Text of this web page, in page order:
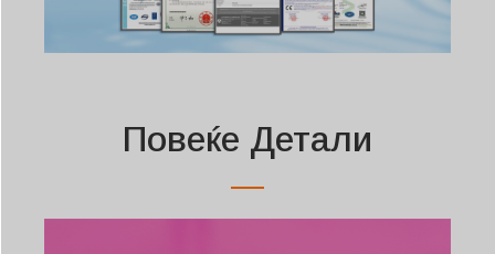
Повеќе Детали